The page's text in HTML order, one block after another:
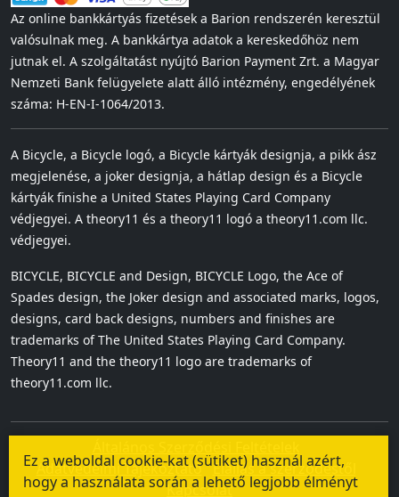
Az online bankkártyás fizetések a Barion rendszerén keresztül
valósulnak meg. A bankkártya adatok a kereskedőhöz nem
jutnak el. A szolgáltatást nyújtó Barion Payment Zrt. a Magyar
Nemzeti Bank felügyelete alatt álló intézmény, engedélyének
száma: H-EN-I-1064/2013.
A Bicycle, a Bicycle logó, a Bicycle kártyák designja, a pikk ász
megjelenése, a joker designja, a hátlap design és a Bicycle
kártyák finishe a United States Playing Card Company
védjegyei. A theory11 és a theory11 logó a theory11.com llc.
védjegyei.
BICYCLE, BICYCLE and Design, BICYCLE Logo, the Ace of
Spades design, the Joker design and associated marks, logos,
designs, card back designs, numbers and finishes are
trademarks of The United States Playing Card Company.
Theory11 and the theory11 logo are trademarks of
theory11.com llc.
Adatvédelmi Tájékoztató
Elállás a szerződéstől
Kapcsolat
Ez a weboldal cookie-kat (sütiket) használ azért,
hogy a használata során a lehető legjobb élményt